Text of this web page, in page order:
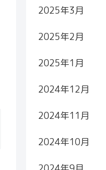
2025年3月
2025年2月
2025年1月
2024年12月
2024年11月
2024年10月